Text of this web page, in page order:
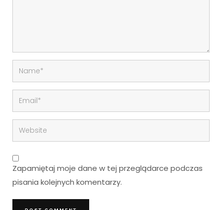
Zapamiętaj moje dane w tej przeglądarce podczas
pisania kolejnych komentarzy.